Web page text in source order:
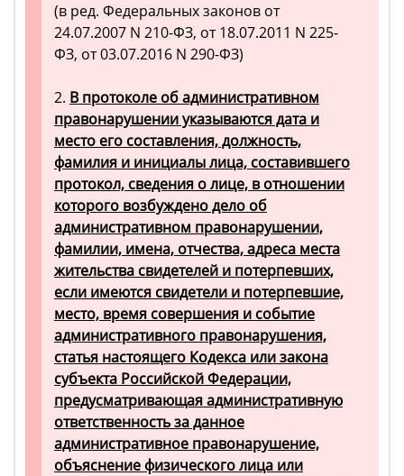
(в ред. Федеральных законов от
24.07.2007 N 210-ФЗ, от 18.07.2011 N 225-
ФЗ, от 03.07.2016 N 290-ФЗ)
2. В протоколе об административном
правонарушении указываются дата и
место его составления, должность,
фамилия и инициалы лица, составившего
протокол, сведения о лице, в отношении
которого возбуждено дело об
административном правонарушении,
фамилии, имена, отчества, адреса места
жительства свидетелей и потерпевших,
если имеются свидетели и потерпевшие,
место, время совершения и событие
административного правонарушения,
статья настоящего Кодекса или закона
субъекта Российской Федерации,
предусматривающая административную
ответственность за данное
административное правонарушение,
объяснение физического лица или